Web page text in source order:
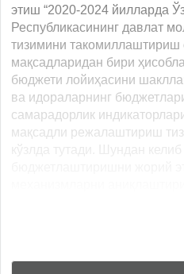
этиш “2020-2024 йилларда
Республикасининг давлат
тизимини такомиллаштириш
мақсадларидан бири
бюджети лойиҳасини
ва идораларнинг
самарадорлик
мақсадли режалаштириш